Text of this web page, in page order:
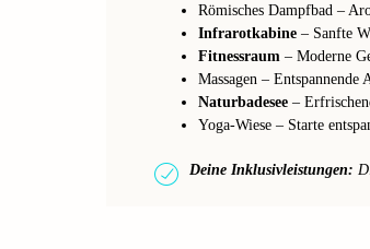
Römisches Dampfbad –
Infrarotkabine – Sanfte
Fitnessraum – Moderne
Massagen –
Naturbadesee –
Yoga-Wiese – Starte
Deine Inklusivleistungen: